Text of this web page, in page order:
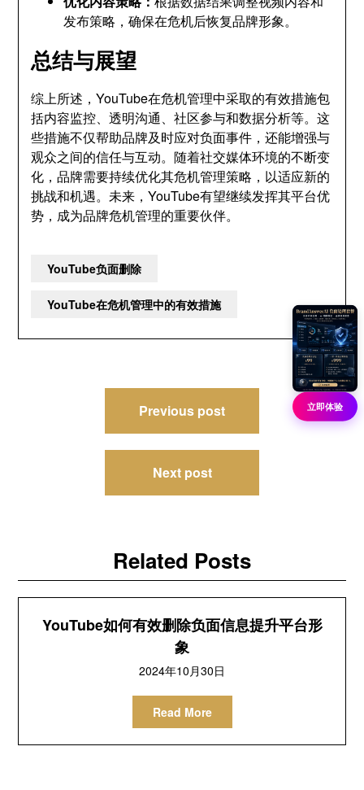
发布策略，确保在危机后恢复品牌形象。
总结与展望
综上所述，YouTube在危机管理中采取的有效措施包
括内容监控、透明沟通、社区参与和数据分析等。这
些措施不仅帮助品牌及时应对负面事件，还能增强与
观众之间的信任与互动。随着社交媒体环境的不断变
化，品牌需要持续优化其危机管理策略，以适应新的
挑战和机遇。未来，YouTube有望继续发挥其平台优
势，成为品牌危机管理的重要伙伴。
YouTube负面删除
YouTube在危机管理中的有效措施
Previous post
Next post
Related Posts
YouTube如何有效删除负面信息提升平台形
象
2024年10月30日
Read More
立即体验